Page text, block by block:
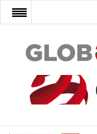
FŐOLDAL
AFRIKA